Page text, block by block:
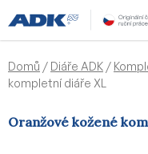
na
obsah
Domů / Diáře ADK /
kompletní diáře XL
Oranžové kožené